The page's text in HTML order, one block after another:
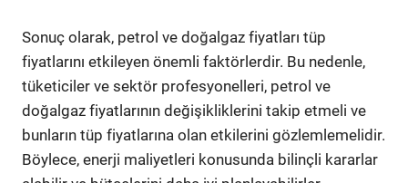
Sonuç olarak, petrol ve doğalgaz fiyatları tüp
fiyatlarını etkileyen önemli faktörlerdir. Bu nedenle,
tüketiciler ve sektör profesyonelleri, petrol ve
doğalgaz fiyatlarının değişikliklerini takip etmeli ve
bunların tüp fiyatlarına olan etkilerini gözlemlemelidir.
Böylece, enerji maliyetleri konusunda bilinçli kararlar